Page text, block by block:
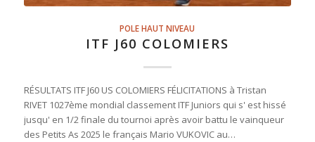
POLE HAUT NIVEAU
ITF J60 COLOMIERS
RÉSULTATS ITF J60 US COLOMIERS FÉLICITATIONS à Tristan
RIVET 1027ème mondial classement ITF Juniors qui s' est hissé
jusqu' en 1/2 finale du tournoi après avoir battu le vainqueur
des Petits As 2025 le français Mario VUKOVIC au…